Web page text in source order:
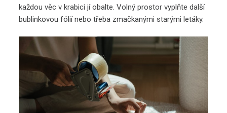
každou věc v krabici jí obalte. Volný prostor vyplňte další
bublinkovou fólií nebo třeba zmačkanými starými letáky.